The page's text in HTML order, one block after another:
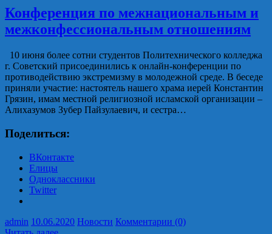
Конференция по межнациональным и
межконфессиональным отношениям
10 июня более сотни студентов Политехнического колледжа
г. Советский присоединились к онлайн-конференции по
противодействию экстремизму в молодежной среде. В беседе
приняли участие: настоятель нашего храма иерей Константин
Грязин, имам местной религиозной исламской организации –
Алихазумов Зубер Пайзулаевич, и сестра…
Поделиться:
ВКонтакте
Елицы
Одноклассники
Twitter
admin 10.06.2020 Новости Комментарии (0)